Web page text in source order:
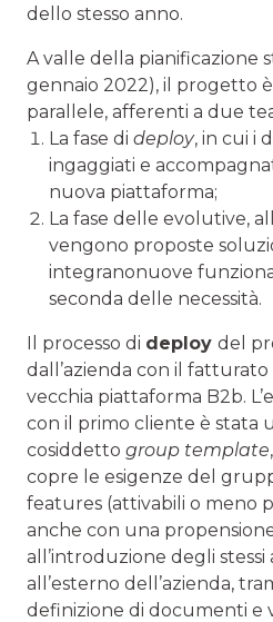
dello stesso anno.
A valle della pianificazione
gennaio 2022), il progetto
parallele, afferenti a due
La fase di deploy, in cui i
ingaggiati e
nuova piattaforma;
La fase delle evolutive,
vengono proposte
integranonuove
seconda delle necessità.
Il processo di deploy del
dall’azienda con il
vecchia piattaforma B2b.
con il primo cliente è stata
cosiddetto group template
copre le esigenze del
features (attivabili o meno
anche con una
all’introduzione degli stessi
all’esterno dell’azienda,
definizione di documenti e